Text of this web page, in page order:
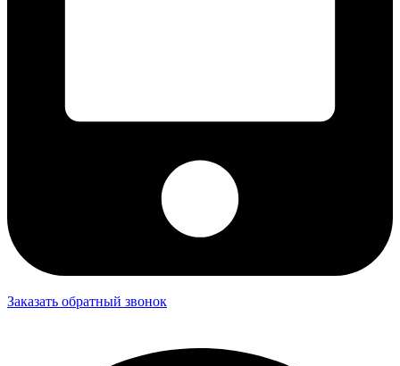
Заказать обратный звонок